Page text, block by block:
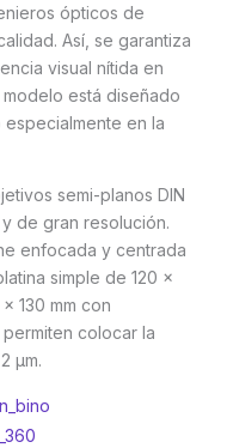
ópticos de
Así, se garantiza
visual nítida en
está diseñado
en la
semi-planos DIN
de gran resolución.
enfocada y centrada
simple de 120 x
130 mm con
colocar la
µm.